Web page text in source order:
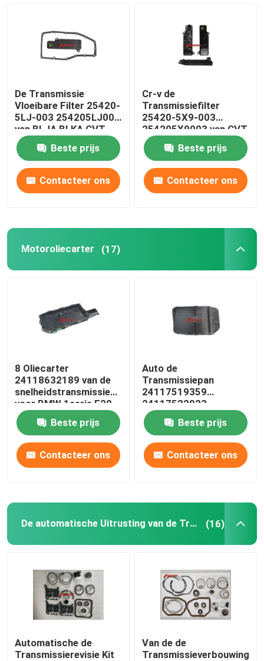
Motoroliecarter
De automatische Uitrusting van de Transmissierevisie
De automatische Uitrustingen van de
Ford Transmission Filter
OLIECARTERpakking
Verkoelingstoestand
VW Autoonderdelen
Motorklepdek
Auto-uitbreidingstank
Steering-ophangingstoestellen
Motorreservedelen
autovervangstukken
De Transmissie
Vloeibare Filter 25420-
5LJ-003 254205LJ003
van BLJA BLKA CVT
Honda
Beste prijs
Contacteer ons
Cr-v de
Transmissiefilter
25420-5X9-003
254205X9003 van CVT
Honda Accord
Beste prijs
Contacteer ons
Motoroliecarter (17)
8 Oliecarter
24118632189 van de
snelheidstransmissie
voor BMW 1seris F20
3seris F30 F80
Beste prijs
Contacteer ons
Auto de
Transmissiepan
24117519359
24117522923
24152333903 van
BMW 3/E90 E92 E93
Beste prijs
Contacteer ons
De automatische Uitrusting van de Transmissierevisie (16)
Automatische de
Transmissierevisie Kit
Van de de
Transmissieverbouwing